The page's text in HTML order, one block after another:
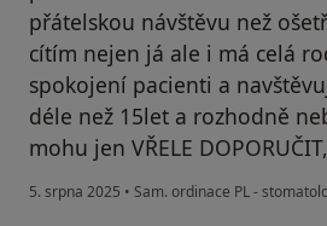
přátelskou návštěvu než
cítím nejen já ale i má celá
spokojení pacienti a
déle než 15let a rozhodně
mohu jen VŘELE
5. srpna 2025 • Sam. ordinace PL -